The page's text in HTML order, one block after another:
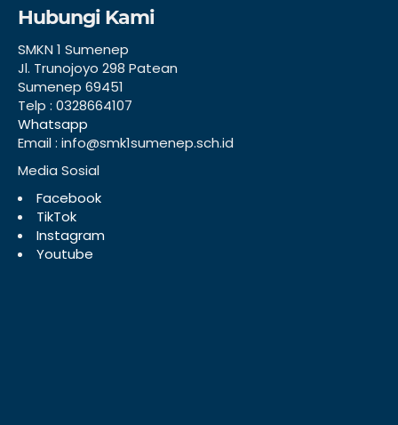
Hubungi Kami
SMKN 1 Sumenep
Jl. Trunojoyo 298 Patean
Sumenep 69451
Telp : 0328664107
Whatsapp
Email : info@smk1sumenep.sch.id
Media Sosial
Facebook
TikTok
Instagram
Youtube